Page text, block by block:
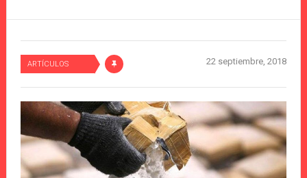
ARTÍCULOS 22 septiembre, 2018